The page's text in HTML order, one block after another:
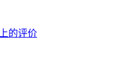
的评价